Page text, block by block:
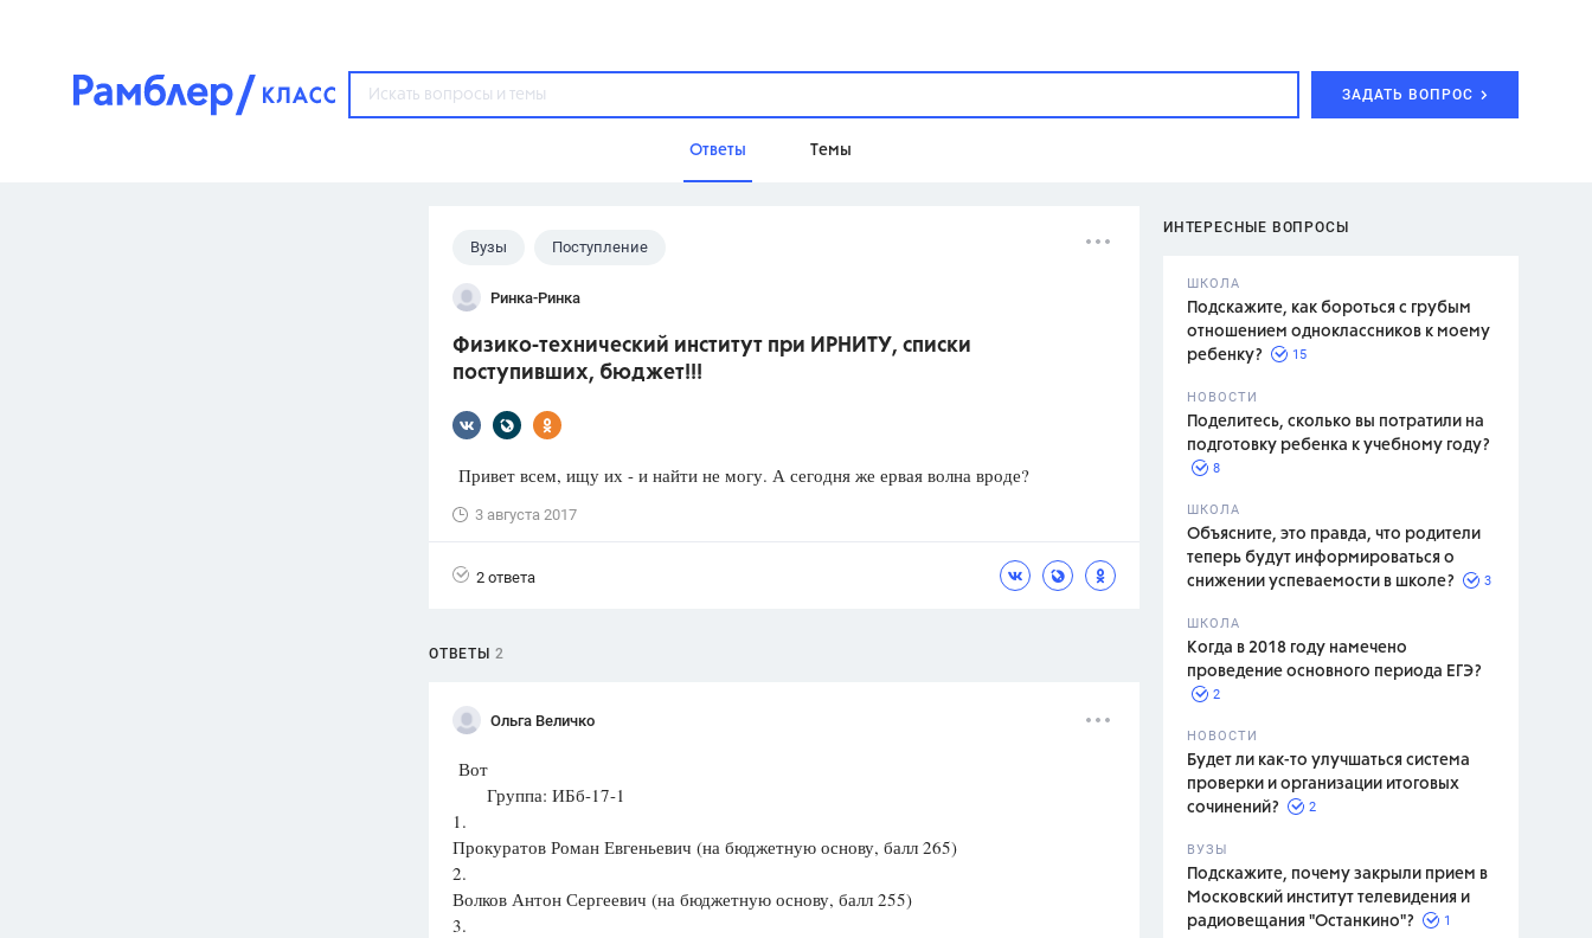
ЗАДАТЬ ВОПРОС
Ответы Темы
Популярные темы
ОГЭ
ФИПИ
ответов
Вузы
82 ответа
ответ
ответов
ИНТЕРЕСНЫЕ ВОПРОСЫ
ШКОЛА
Подскажите, как бороться с грубым
отношением одноклассников к моему
ребенку?
15
НОВОСТИ
Поделитесь, сколько вы потратили на
подготовку ребенка к учебному году?
8
ШКОЛА
Объясните, это правда, что родители
теперь будут информироваться о
снижении успеваемости в школе?
3
ШКОЛА
Когда в 2018 году намечено
проведение основного периода ЕГЭ?
2
НОВОСТИ
Будет ли как-то улучшаться система
проверки и организации итоговых
сочинений?
2
ВУЗЫ
Подскажите, почему закрыли прием в
Московский институт телевидения и
радиовещания "Останкино"?
1
Вузы Поступление
Ринка-Ринка
Физико-технический институт при ИРНИТУ, списки
поступивших, бюджет!!!
Привет всем, ищу их - и найти не могу. А сегодня же ервая волна вроде?
3 августа 2017
2 ответа
ОТВЕТЫ 2
Ольга Величко
Вот
Группа: ИБб-17-1
1.
Прокуратов Роман Евгеньевич (на бюджетную основу, балл 265)
2.
Волков Антон Сергеевич (на бюджетную основу, балл 255)
3.